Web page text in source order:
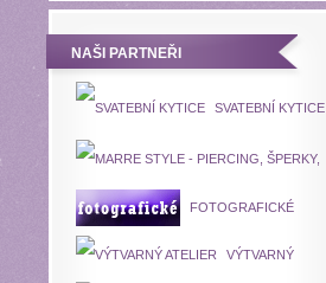
NAŠI PARTNEŘI
SVATEBNÍ KYTICE
MARRE STYLE
FOTOGRAFICKÉ
PUBLIKACE
VÝTVARNÝ